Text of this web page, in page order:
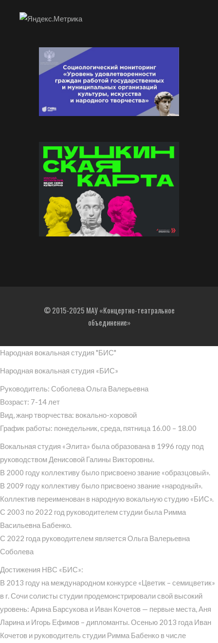
© 2015-2025 МАУ «Концертно-театральное
объединение»
Народная вокальная студия "БИС"
Народная вокальная студия «БИС»
Руководитель: Соболева Ольга Валерьевна
Возраст: 7-14 лет
Вид, жанр творчества: вокально-хоровой
График работы: понедельник, среда, пятница 16.00 – 18.00
Вокальная студия «Элита» была образована в 1996 году под
руководством Денисовой Галины Викторовны.
В 2000 году коллективу было присвоено звание «образцовый».
В 2009 году коллективу было присвоено звание «народный».
Коллектив переименован в народную вокальную студию «БИС».
С 2003 по 2022 год руководителем студии была Римма
Васильевна Бабенко.
С 2022 года руководителем является Ольга Валерьевна
Соболева
Достижения НВС «БИС»:
В 2013 году на международном конкурсе «Цветик – семицветик»
в г. Сочи солисты студии продемонстрировали свой высокий
уровень: Арина Барсукова и Иван Кочетов — первые места, Аня
Ларина и Игорь Ефимов – дипломанты. Осенью 2013 года Иван
Кочетов и руководитель студии Римма Бабенко в числе